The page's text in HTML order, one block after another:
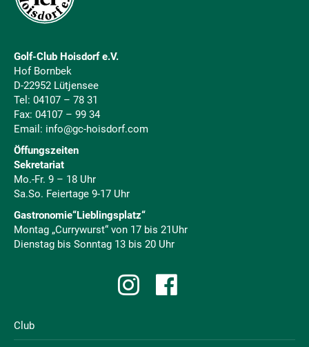
Golf-Club Hoisdorf e.V.
Hof Bornbek
D-22952 Lütjensee
Tel: 04107 – 78 31
Fax: 04107 – 99 34
Email: info@gc-hoisdorf.com
Öffungszeiten
Sekretariat
Mo.-Fr. 9 – 18 Uhr
Sa.So. Feiertage 9-17 Uhr
Gastronomie“Lieblingsplatz“
Montag „Currywurst“ von 17 bis 21Uhr
Dienstag bis Sonntag 13 bis 20 Uhr
Club